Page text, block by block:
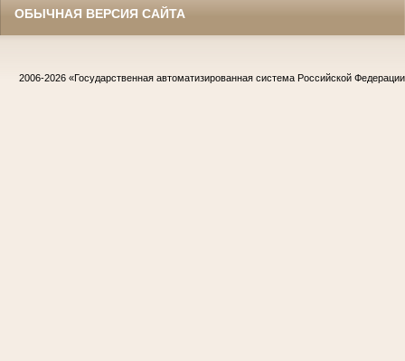
ОБЫЧНАЯ ВЕРСИЯ САЙТА
2006-2026 «Государственная автоматизированная система Российской